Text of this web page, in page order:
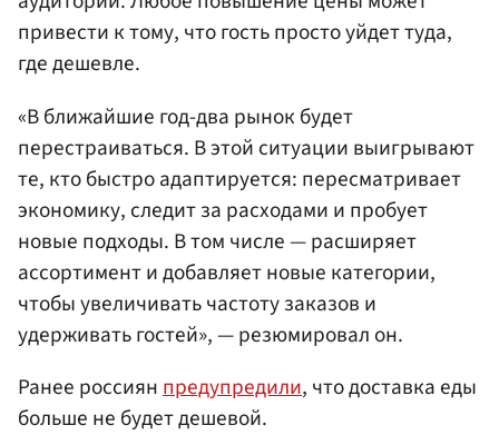
привести к тому, что гость просто уйдет туда,
где дешевле.
«В ближайшие год-два рынок будет
перестраиваться. В этой ситуации выигрывают
те, кто быстро адаптируется: пересматривает
экономику, следит за расходами и пробует
новые подходы. В том числе — расширяет
ассортимент и добавляет новые категории,
чтобы увеличивать частоту заказов и
удерживать гостей», — резюмировал он.
Ранее россиянпредупредили, что доставка еды
больше не будет дешевой.